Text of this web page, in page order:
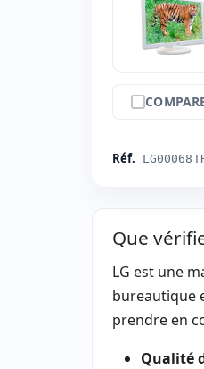
Réf.
Que
LG est une
bureautique
prendre en
Qualité